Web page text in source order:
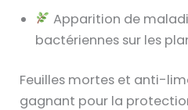
Apparition de
bactériennes sur les
Feuilles mortes et anti-
gagnant pour la